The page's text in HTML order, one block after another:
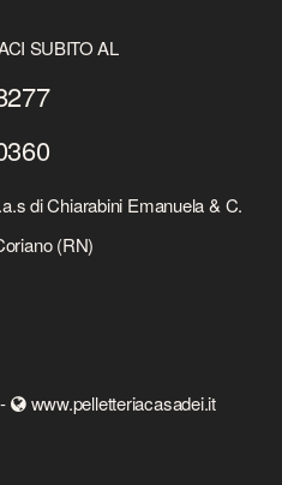
SUBITO AL
di Chiarabini Emanuela & C.
(RN)
-
www.pelletteriacasadei.it